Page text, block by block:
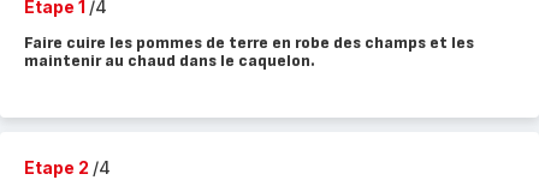
Etape 1 /4
Faire cuire les pommes de terre en robe des champs et les
maintenir au chaud dans le caquelon.
Etape 2 /4